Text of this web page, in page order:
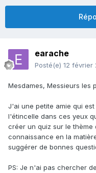
earache
Posté(e) 12 février
Mesdames, Messieurs les
J'ai une petite amie qui
l'étincelle dans ces yeux
créer un quiz sur le
connaissance en la
suggérer de bonnes
PS: Je n'ai pas chercher